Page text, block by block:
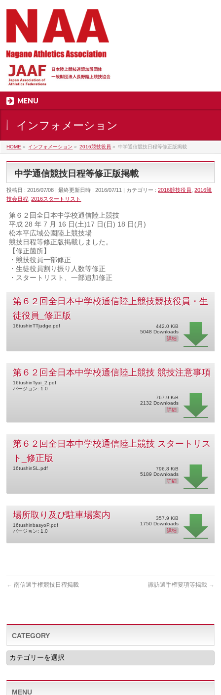
MENU
インフォメーション
HOME » インフォメーション » 2016競技役員 » 中学通信競技日程等修正版掲載
中学通信競技日程等修正版掲載
投稿日 : 2016/07/08 最終更新日時 : 2016/07/11 カテゴリー :2016競技役員 ,2016競
技会日程 ,2016スタートリスト
第６２回全日本中学校通信陸上競技
平成 28 年 7 月 16 日(土)17 日(日) 18 日(月)
松本平広域公園陸上競技場
競技日程等修正版掲載しました。
【修正箇所】
・競技役員一部修正
・生徒役員割り振り人数等修正
・スタートリスト、一部追加修正
第６２回全日本中学校通信陸上競技競技役員・生
徒役員_修正版
16tushinTTjudge.pdf
442.0 KiB
5048 Downloads
詳細
第６２回全日本中学校通信陸上競技 競技注意事項
16tushinTyui_2.pdf
バージョン: 1.0
767.9 KiB
2132 Downloads
詳細
第６２回全日本中学校通信陸上競技 スタートリス
ト_修正版
16tushinSL.pdf
796.8 KiB
5189 Downloads
詳細
場所取り及び駐車場案内
16tushinbasyoP.pdf
バージョン: 1.0
357.9 KiB
1750 Downloads
詳細
← 南信選手権競技日程掲載 諏訪選手権要項等掲載 →
CATEGORY
CATEGORY
MENU